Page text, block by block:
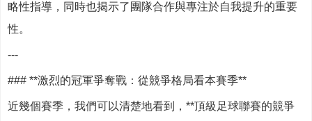
略性指導，同時也揭示了團隊合作與專注於自我提升的重要
性。
---
### **激烈的冠軍爭奪戰：從競爭格局看本賽季**
近幾個賽季，我們可以清楚地看到，**頂級足球聯賽的競爭